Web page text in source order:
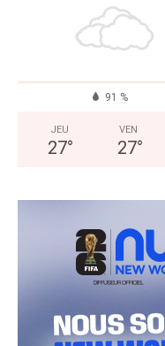
91 %
JEU
27°
VEN
27°